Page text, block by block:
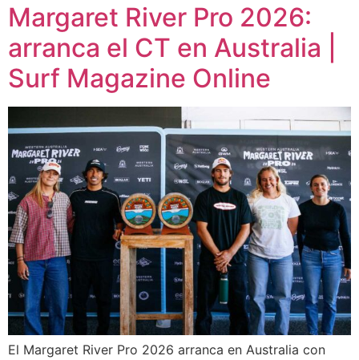
Margaret River Pro 2026:
arranca el CT en Australia |
Surf Magazine Online
El Margaret River Pro 2026 arranca en Australia con